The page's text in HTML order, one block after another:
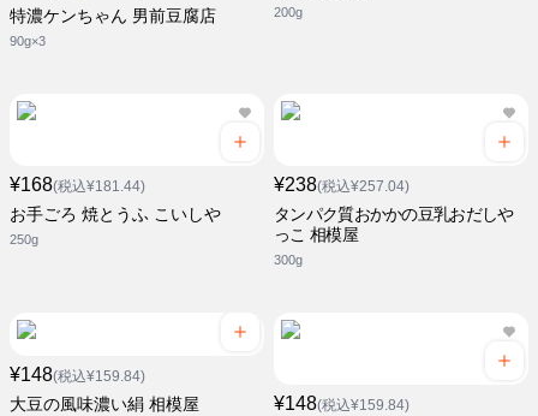
特濃ケンちゃん 男前豆腐店
90g×3
200g
¥168(税込¥181.44)
お手ごろ 焼とうふ こいしや
250g
¥238(税込¥257.04)
タンパク質おかかの豆乳おだしや
っこ 相模屋
300g
¥148(税込¥159.84)
大豆の風味濃い絹 相模屋 ¥148(税込¥159.84)